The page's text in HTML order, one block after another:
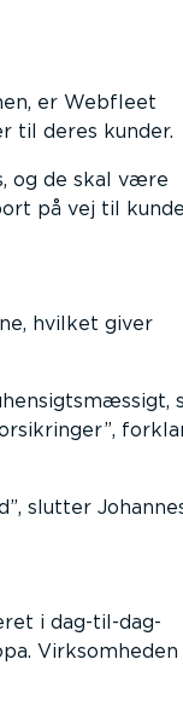
er Webfleet
til deres kunder.
og de skal være
på vej til
hvilket giver
,
, slutter
i dag-til-dag-
Virksomheden